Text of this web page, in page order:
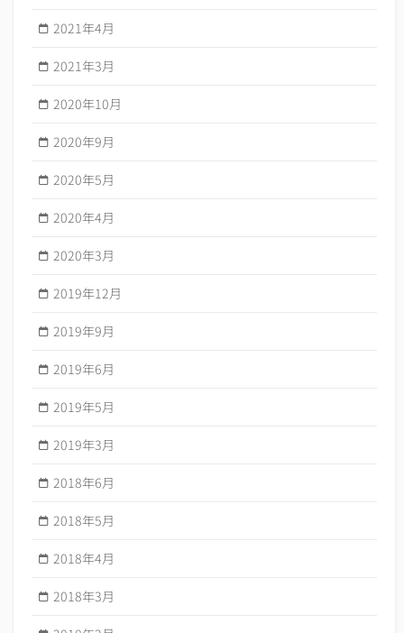
2021年4月
2021年3月
2020年10月
2020年9月
2020年5月
2020年4月
2020年3月
2019年12月
2019年9月
2019年6月
2019年5月
2019年3月
2018年6月
2018年5月
2018年4月
2018年3月